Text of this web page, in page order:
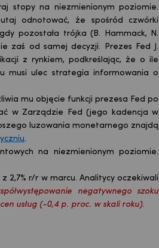
stopy na niezmienionym poziomie.
odnotować, że spośród czwórki
pozostała trójka (B. Hammack, N.
zaś od samej decyzji. Prezes Fed J.
z rynkiem, podkreślając, że o ile
musi ulec strategia informowania o
mu objęcie funkcji prezesa Fed po
w Zarządzie Fed (jego kadencja w
luzowania monetarnego znajdą
.
na niezmienionym poziomie.
2,7% r/r w marcu. Analitycy oczekiwali
negatywnego szoku
usług (-0,4 p. proc. w skali roku).